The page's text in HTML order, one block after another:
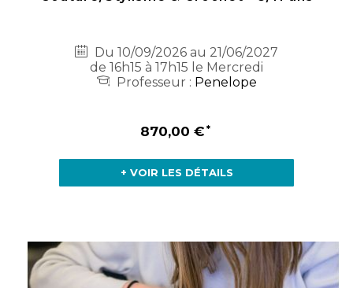
Du 10/09/2026 au 21/06/2027
de 16h15 à 17h15 le Mercredi
Professeur : Penelope
870,00 €
+ VOIR LES DÉTAILS